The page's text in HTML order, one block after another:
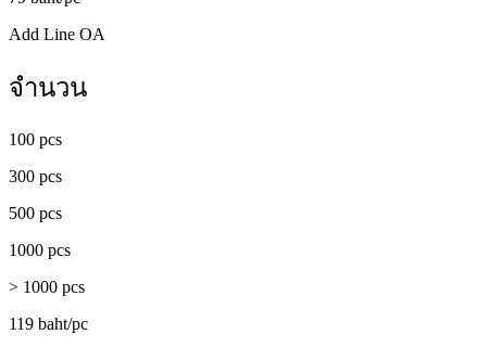
Add Line OA
จำนวน
100 pcs
300 pcs
500 pcs
1000 pcs
> 1000 pcs
119 baht/pc